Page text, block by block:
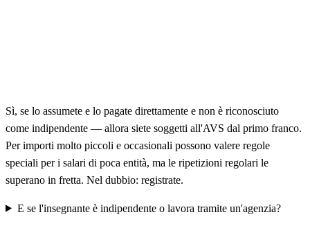
Sì, se lo assumete e lo pagate direttamente e non è riconosciuto
come indipendente — allora siete soggetti all'AVS dal primo franco.
Per importi molto piccoli e occasionali possono valere regole
speciali per i salari di poca entità, ma le ripetizioni regolari le
superano in fretta. Nel dubbio: registrate.
E se l'insegnante è indipendente o lavora tramite un'agenzia?